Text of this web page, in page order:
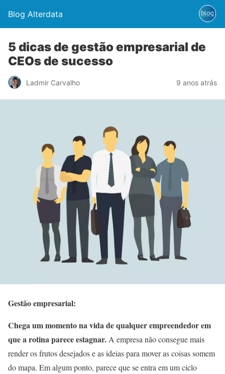
Blog Alterdata
5 dicas de gestão empresarial de
CEOs de sucesso
Ladmir Carvalho 9 anos atrás
Gestão empresarial:
Chega um momento na vida de qualquer empreendedor em
que a rotina parece estagnar. A empresa não consegue mais
render os frutos desejados e as ideias para mover as coisas somem
do mapa. Em algum ponto, parece que se entra em um ciclo